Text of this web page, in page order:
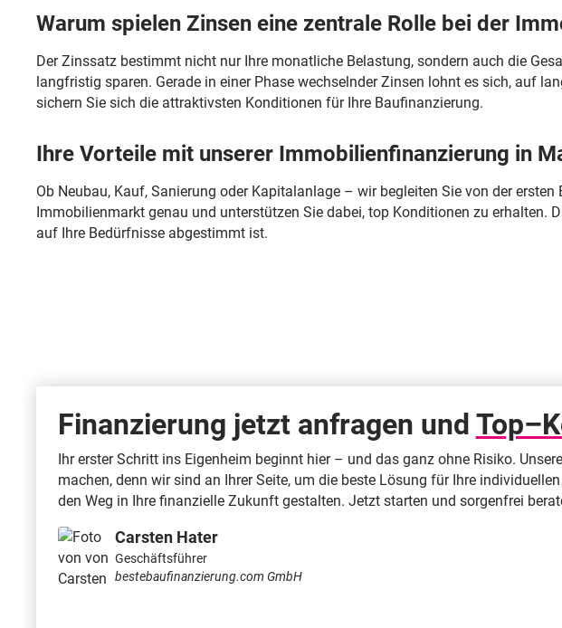
Warum spielen Zinsen eine zentrale Rolle bei der
Der Zinssatz bestimmt nicht nur Ihre monatliche Belastung, sondern auch die
langfristig sparen. Gerade in einer Phase wechselnder Zinsen lohnt es sich, auf
sichern Sie sich die attraktivsten Konditionen für Ihre Baufinanzierung.
Ihre Vorteile mit unserer Immobilienfinanzierung in
Ob Neubau, Kauf, Sanierung oder Kapitalanlage – wir begleiten Sie von der
Immobilienmarkt genau und unterstützen Sie dabei, top Konditionen zu erhalten.
auf Ihre Bedürfnisse abgestimmt ist.
Finanzierung jetzt anfragen und
Ihr erster Schritt ins Eigenheim beginnt hier – und das ganz ohne Risiko.
machen, denn wir sind an Ihrer Seite, um die beste Lösung für Ihre
den Weg in Ihre finanzielle Zukunft gestalten. Jetzt starten und sorgenfrei
Carsten Hater
Geschäftsführer
bestebaufinanzierung.com GmbH